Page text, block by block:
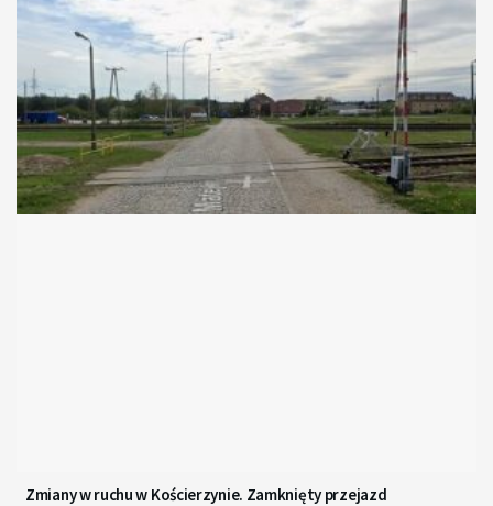
Zmiany w ruchu w Kościerzynie. Zamknięty przejazd